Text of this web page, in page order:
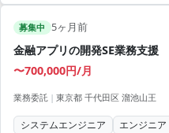
募集中 5ヶ月前
金融アプリの開発SE業務支援
〜700,000円/月
業務委託 | 東京都 千代田区 溜池山王
システムエンジニア エンジニア